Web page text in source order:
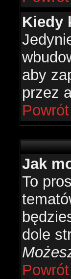
Kiedy
aby
przez
Jak
To
dole